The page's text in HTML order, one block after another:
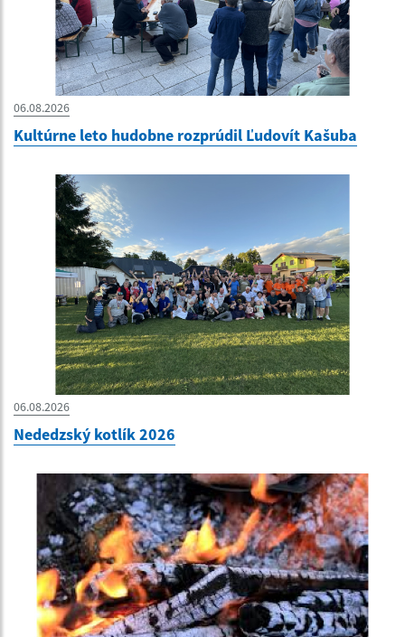
06.08.2026
Kultúrne leto hudobne rozprúdil Ľudovít Kašuba
06.08.2026
Nededzský kotlík 2026